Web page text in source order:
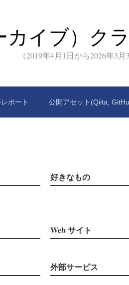
カイブ）ク
（2019年4月1日から2026年3
ポート 公開アセット(Qiita,
好きなもの
Web サイト
外部サービス